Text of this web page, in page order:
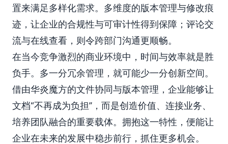
置来满足多样化需求。多维度的版本管理与修改痕
迹，让企业的合规性与可审计性得到保障；评论交
流与在线查看，则令跨部门沟通更顺畅。
在当今竞争激烈的商业环境中，时间与效率就是胜
负手。多一分冗余管理，就可能少一分创新空间。
借由华炎魔方的文件协同与版本管理，企业能够让
文档“不再成为负担”，而是创造价值、连接业务、
培养团队融合的重要载体。拥抱这一特性，便能让
企业在未来的发展中稳步前行，抓住更多机会。